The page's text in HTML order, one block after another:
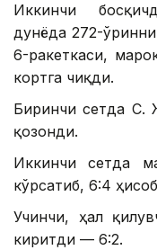
Иккинчи
дунёда 272-
6-ракеткаси,
кортга чиқди.
Биринчи сетда С.
қозонди.
Иккинчи сетда
кўрсатиб, 6:4
Учинчи, ҳал
киритди — 6:2.